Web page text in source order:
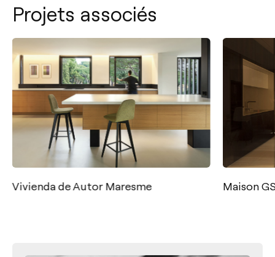
Projets associés
Vivienda de Autor Maresme Maison